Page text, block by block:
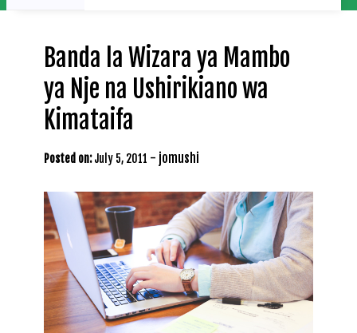
Banda la Wizara ya Mambo
ya Nje na Ushirikiano wa
Kimataifa
Posted on: July 5, 2011 - jomushi